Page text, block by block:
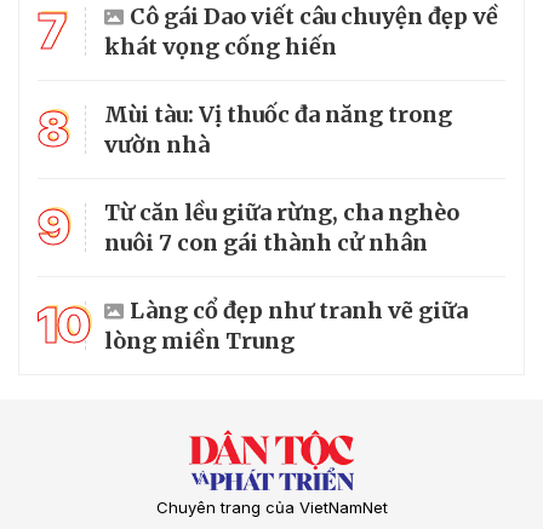
7
Cô gái Dao viết câu chuyện đẹp về
khát vọng cống hiến
8
Mùi tàu: Vị thuốc đa năng trong
vườn nhà
9
Từ căn lều giữa rừng, cha nghèo
nuôi 7 con gái thành cử nhân
10
Làng cổ đẹp như tranh vẽ giữa
lòng miền Trung
Chuyên trang của VietNamNet